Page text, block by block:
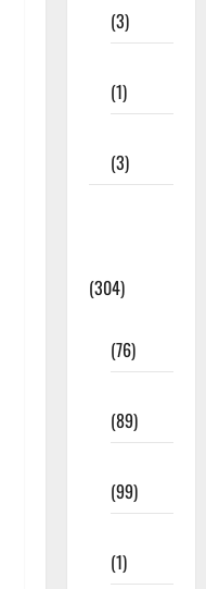
(3)
(1)
(3)
(304)
(76)
(89)
(99)
(1)